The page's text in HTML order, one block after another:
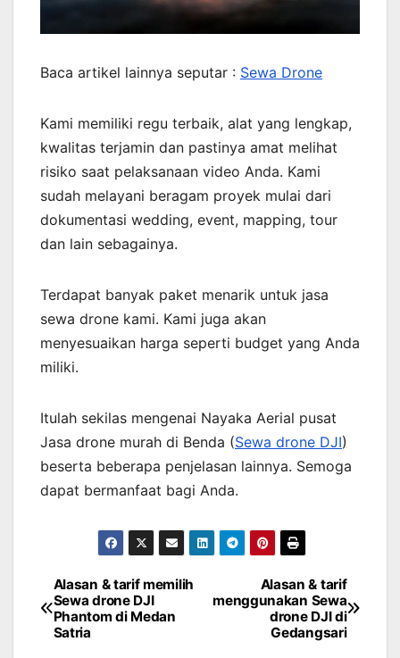
Baca artikel lainnya seputar : Sewa Drone
Kami memiliki regu terbaik, alat yang lengkap,
kwalitas terjamin dan pastinya amat melihat
risiko saat pelaksanaan video Anda. Kami
sudah melayani beragam proyek mulai dari
dokumentasi wedding, event, mapping, tour
dan lain sebagainya.
Terdapat banyak paket menarik untuk jasa
sewa drone kami. Kami juga akan
menyesuaikan harga seperti budget yang Anda
miliki.
Itulah sekilas mengenai Nayaka Aerial pusat
Jasa drone murah di Benda (Sewa drone DJI)
beserta beberapa penjelasan lainnya. Semoga
dapat bermanfaat bagi Anda.
Post
navigation
Alasan & tarif
menggunakan Sewa
drone DJI di
Gedangsari
Alasan & tarif memilih
Sewa drone DJI
Phantom di Medan
Satria